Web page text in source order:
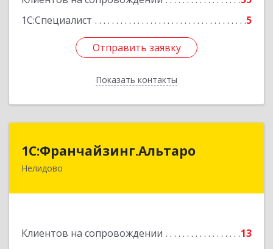
1С:Специалист
5
Отправить заявку
Показать контакты
Отправить заявку
Назад
1С:Франчайзинг.Альтаро
Нелидово
Клиентов на сопровождении 13
1С:Франчайзинг.Альтаро
172527, Тверская обл, Нелидово г, Матросова